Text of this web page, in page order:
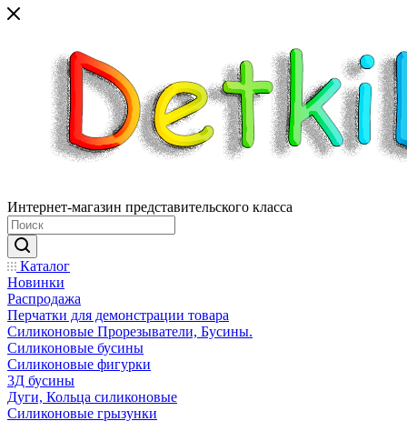
Интернет-магазин представительского класса
Каталог
Новинки
Распродажа
Перчатки для демонстрации товара
Силиконовые Прорезыватели, Бусины.
Силиконовые бусины
Силиконовые фигурки
3Д бусины
Дуги, Кольца силиконовые
Силиконовые грызунки